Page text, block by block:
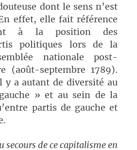
dont le sens n’est
effet, elle fait référence
à la position des
politiques lors de la
nationale post-
(août-septembre 1789).
y a autant de diversité au
» et au sein de la
partis de gauche et
secours de ce capitalisme en